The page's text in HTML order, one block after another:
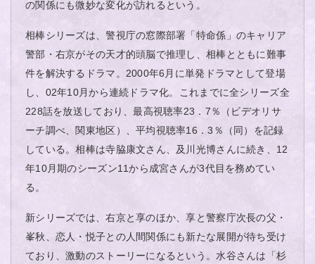
の関係にも微妙な変化が訪れるという。
相棒シリーズは、警視庁の窓際部署「特命係」のキャリア
警部・右京がその天才的頭脳で推理し、相棒とともに難事
件を解決するドラマ。2000年6月に単発ドラマとして登場
し、02年10月から連続ドラマ化。これまでに全シリーズ全
228話を放送しており、最高視聴率23．7％（ビデオリサ
ーチ調べ、関東地区）、平均視聴率16．3％（同）を記録
している。相棒は寺脇康文さん、及川光博さんに続き、12
年10月期のシーズン11から成宮さんが3代目を務めてい
る。
新シリーズでは、右京と享のほか、享と警察庁次長の父・
峯秋、恋人・悦子との人間関係にも新たな展開が待ち受け
ており、激動のストーリーになるという。水谷さんは「杉